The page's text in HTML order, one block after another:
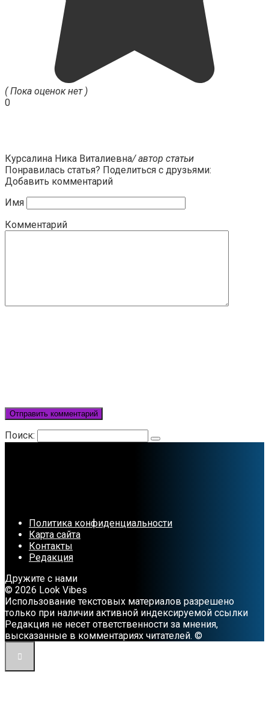
( Пока оценок нет )
0
Курсалина Ника Виталиевна/ автор статьи
Понравилась статья? Поделиться с друзьями:
Добавить комментарий
Имя
Комментарий
Поиск:
Политика конфиденциальности
Карта сайта
Контакты
Редакция
Дружите с нами
© 2026 Look Vibes
Использование текстовых материалов разрешено
только при наличии активной индексируемой ссылки
Редакция не несет ответственности за мнения,
высказанные в комментариях читателей. ©